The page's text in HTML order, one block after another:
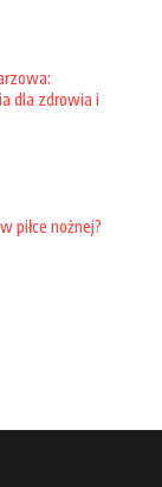
dla zdrowia i
piłce nożnej?